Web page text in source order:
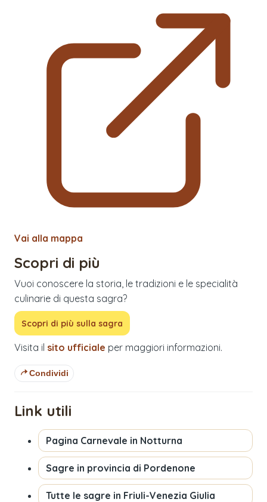
Vai alla mappa
Scopri di più
Vuoi conoscere la storia, le tradizioni e le specialità
culinarie di questa sagra?
Scopri di più sulla sagra
Visita il sito ufficiale per maggiori informazioni.
Condividi
Link utili
Pagina Carnevale in Notturna
Sagre in provincia di Pordenone
Tutte le sagre in Friuli-Venezia Giulia